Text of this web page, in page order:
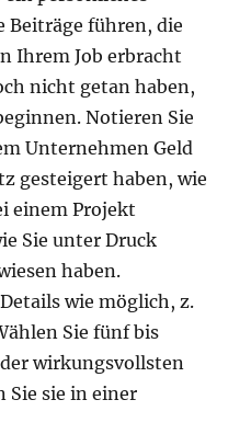
Beiträge führen, die
Ihrem Job erbracht
nicht getan haben,
Notieren Sie
Unternehmen Geld
gesteigert haben, wie
einem Projekt
Sie unter Druck
haben.
wie möglich, z.
Sie fünf bis
wirkungsvollsten
Sie sie in einer